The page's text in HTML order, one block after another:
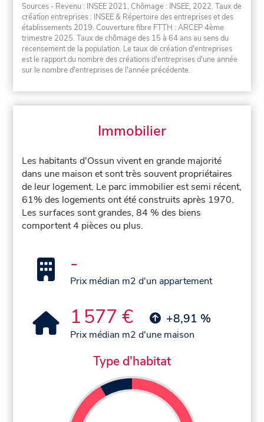
Sources - Revenu : INSEE 2021, Chômage : INSEE, 2022. Taux de
création entreprises : INSEE & Répertoire des entreprises et des
établissements 2019. Couverture fibre FTTH : ARCEP 4ème
trimestre 2025. Taux de chômage des 15 à 64 ans au sens du
recensement de la population. Le taux de création d'entreprises
est le rapport du nombre des créations d'entreprises d'une année
sur le nombre d'entreprises de l'année précédente.
Immobilier
Les habitants d'Ossun vivent en grande majorité
dans une maison et sont très souvent propriétaires
de leur logement. Le parc immobilier est semi récent,
61% des logements ont été construits après 1970.
Les surfaces sont grandes, 84 % des biens
comportent 4 pièces ou plus.
-
Prix médian m2 d'un appartement
1 577 € +8,91 %
Prix médian m2 d'une maison
Type d'habitat